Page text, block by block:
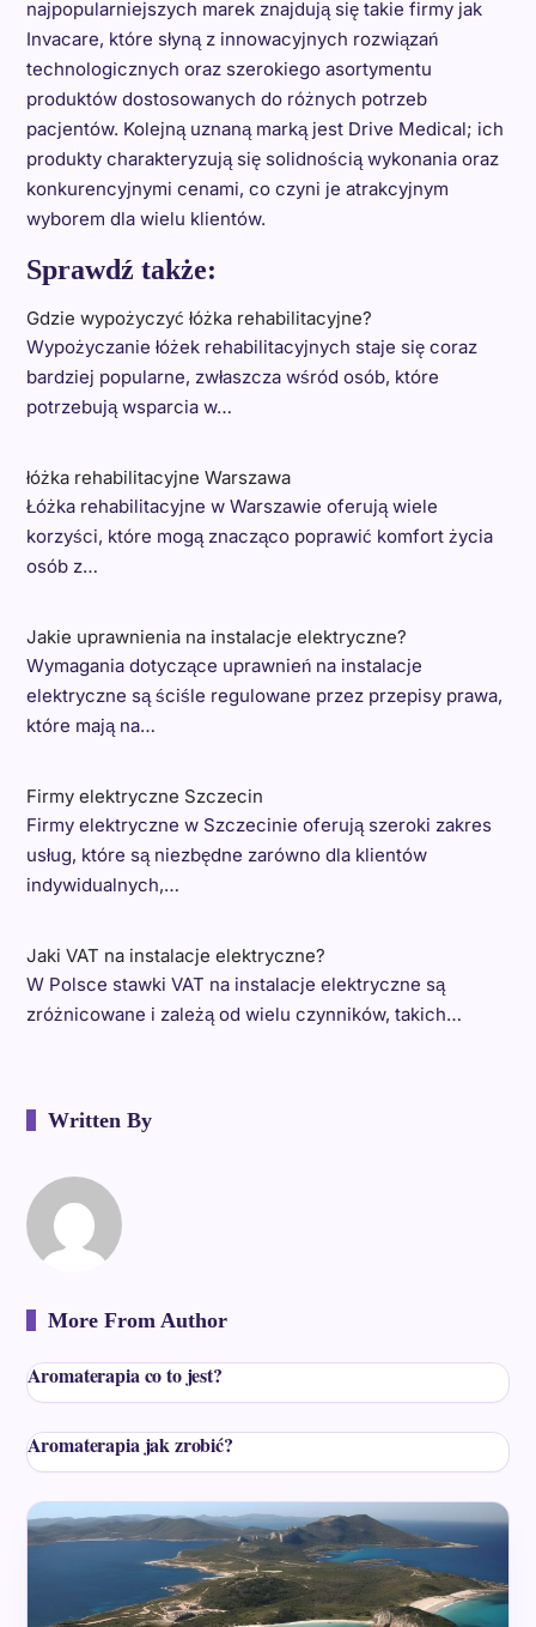
najpopularniejszych marek znajdują się takie firmy jak
Invacare, które słyną z innowacyjnych rozwiązań
technologicznych oraz szerokiego asortymentu
produktów dostosowanych do różnych potrzeb
pacjentów. Kolejną uznaną marką jest Drive Medical; ich
produkty charakteryzują się solidnością wykonania oraz
konkurencyjnymi cenami, co czyni je atrakcyjnym
wyborem dla wielu klientów.
Sprawdź także:
Gdzie wypożyczyć łóżka rehabilitacyjne?
Wypożyczanie łóżek rehabilitacyjnych staje się coraz
bardziej popularne, zwłaszcza wśród osób, które
potrzebują wsparcia w…
łóżka rehabilitacyjne Warszawa
Łóżka rehabilitacyjne w Warszawie oferują wiele
korzyści, które mogą znacząco poprawić komfort życia
osób z…
Jakie uprawnienia na instalacje elektryczne?
Wymagania dotyczące uprawnień na instalacje
elektryczne są ściśle regulowane przez przepisy prawa,
które mają na…
Firmy elektryczne Szczecin
Firmy elektryczne w Szczecinie oferują szeroki zakres
usług, które są niezbędne zarówno dla klientów
indywidualnych,…
Jaki VAT na instalacje elektryczne?
W Polsce stawki VAT na instalacje elektryczne są
zróżnicowane i zależą od wielu czynników, takich…
Written By
More From Author
Aromaterapia co to jest?
Aromaterapia jak zrobić?